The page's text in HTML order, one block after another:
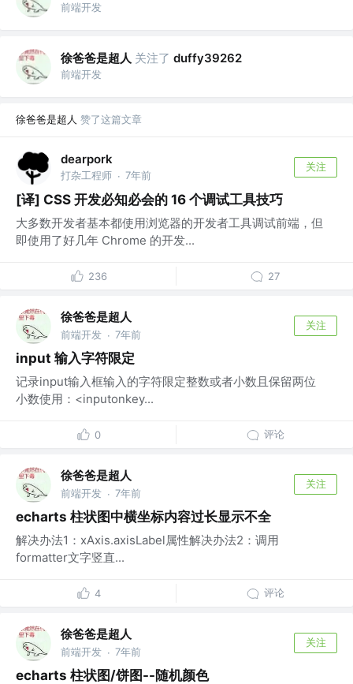
前端开发
徐爸爸是超人 关注了 duffy39262
前端开发
徐爸爸是超人 赞了这篇文章
dearpork
打杂工程师 · 7年前
关注
[译] CSS 开发必知必会的 16 个调试工具技巧
大多数开发者基本都使用浏览器的开发者工具调试前端，但
即使用了好几年 Chrome 的开发...
236 27
徐爸爸是超人
前端开发 · 7年前
关注
input 输入字符限定
记录input输入框输入的字符限定整数或者小数且保留两位
小数使用：<inputonkey...
0 评论
徐爸爸是超人
前端开发 · 7年前
关注
echarts 柱状图中横坐标内容过长显示不全
解决办法1：xAxis.axisLabel属性解决办法2：调用
formatter文字竖直...
4 评论
徐爸爸是超人
前端开发 · 7年前
关注
echarts 柱状图/饼图--随机颜色